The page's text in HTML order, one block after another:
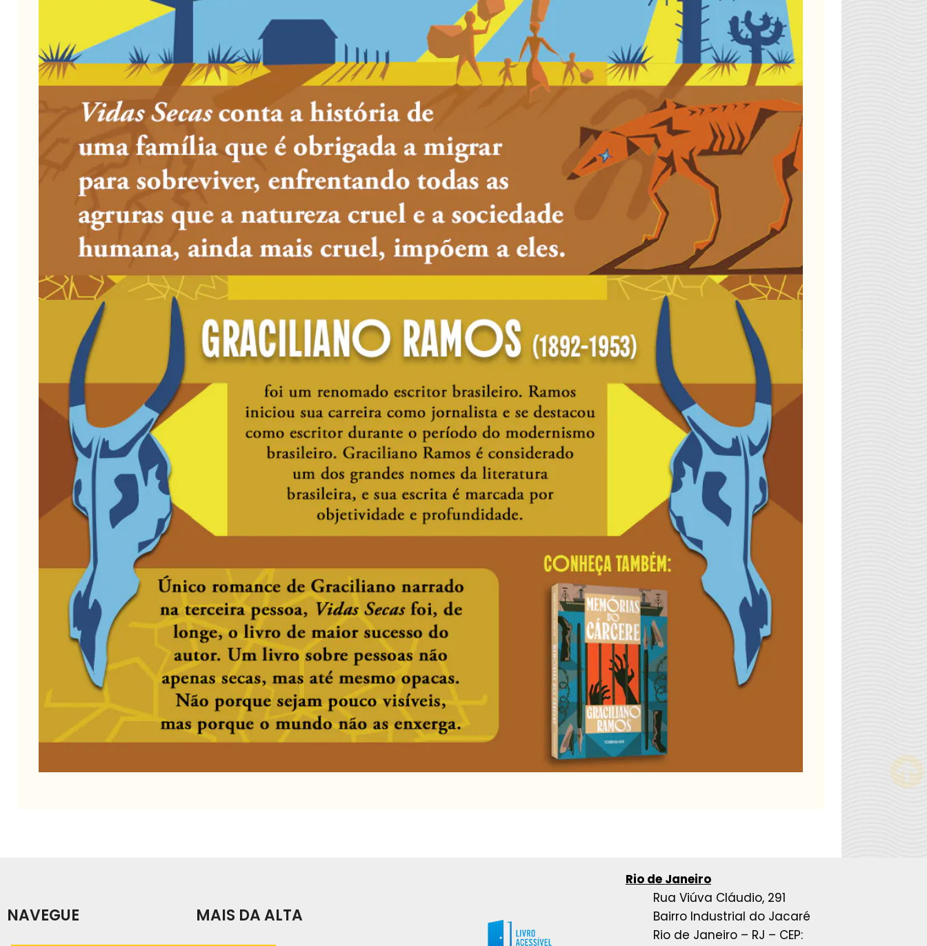
NAVEGUE MAIS DA ALTA
Rio de Janeiro
Rua Viúva Cláudio, 291
Bairro Industrial do Jacaré
Rio de Janeiro – RJ – CEP: